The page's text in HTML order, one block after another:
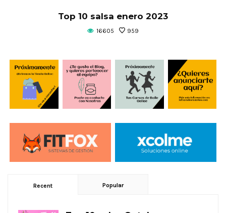
Top 10 salsa enero 2023
16605 959
Recent Popular